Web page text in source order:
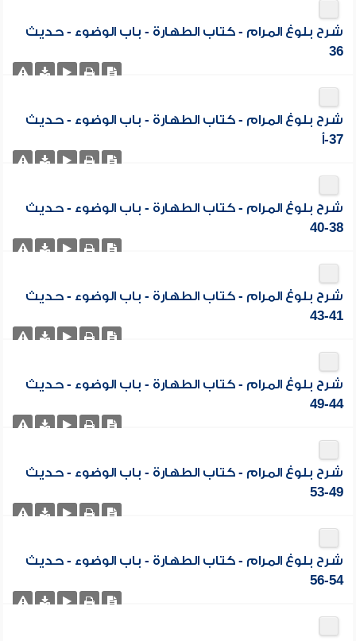
شرح بلوغ المرام - كتاب الطهارة - باب الوضوء - حديث
36
شرح بلوغ المرام - كتاب الطهارة - باب الوضوء - حديث
37-أ
شرح بلوغ المرام - كتاب الطهارة - باب الوضوء - حديث
38-40
شرح بلوغ المرام - كتاب الطهارة - باب الوضوء - حديث
41-43
شرح بلوغ المرام - كتاب الطهارة - باب الوضوء - حديث
44-49
شرح بلوغ المرام - كتاب الطهارة - باب الوضوء - حديث
49-53
شرح بلوغ المرام - كتاب الطهارة - باب الوضوء - حديث
54-56